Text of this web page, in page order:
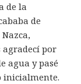
de la
de
agradecí por
agua y pasé
inicialmente.